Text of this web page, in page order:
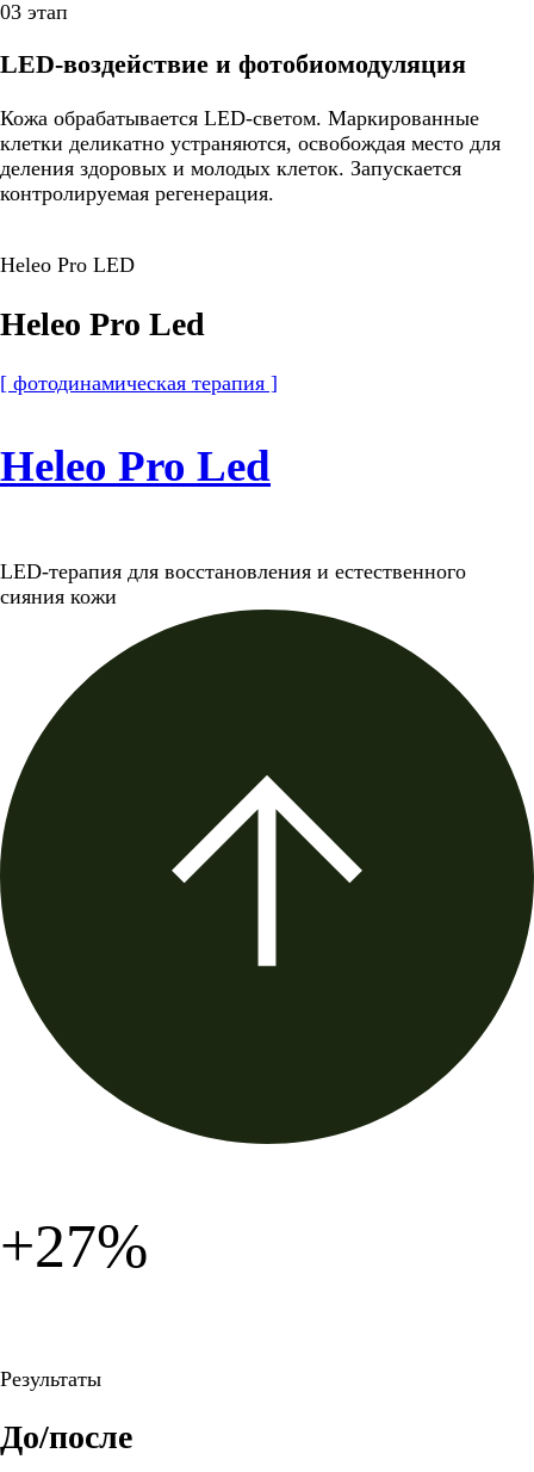
03 этап
LED-воздействие и фотобиомодуляция
Кожа обрабатывается LED-светом. Маркированные
клетки деликатно устраняются, освобождая место для
деления здоровых и молодых клеток. Запускается
контролируемая регенерация.
Heleo Pro LED
Heleo Pro Led
[ фотодинамическая терапия ]
Heleo Pro Led
LED-терапия для восстановления и естественного
сияния кожи
+27%
Результаты
До/после